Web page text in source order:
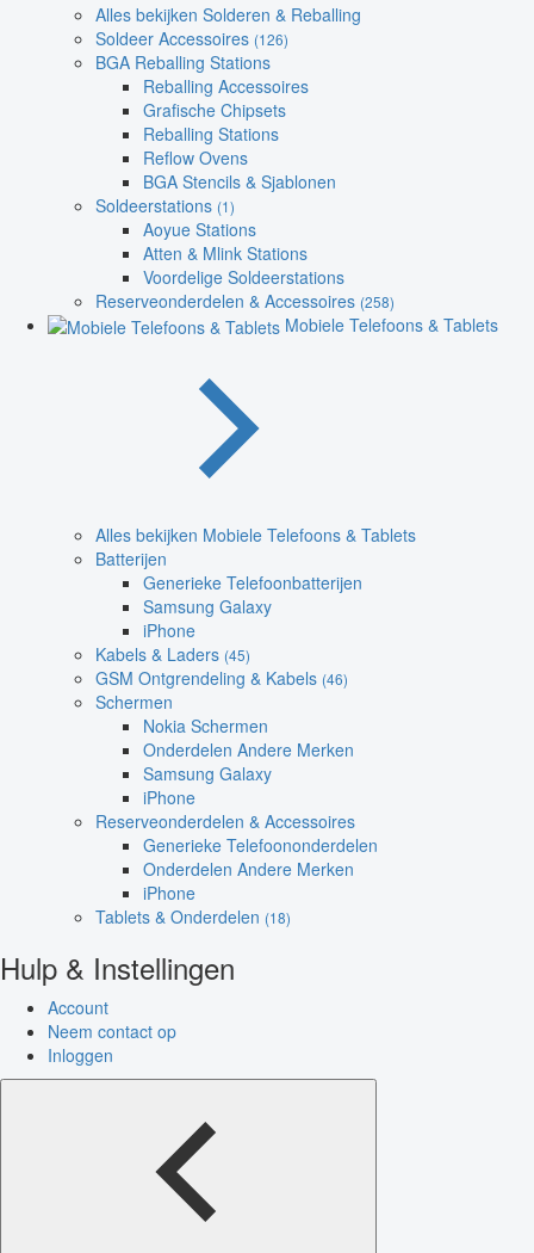
Alles bekijken Solderen & Reballing
Soldeer Accessoires (126)
BGA Reballing Stations
Reballing Accessoires
Grafische Chipsets
Reballing Stations
Reflow Ovens
BGA Stencils & Sjablonen
Soldeerstations (1)
Aoyue Stations
Atten & Mlink Stations
Voordelige Soldeerstations
Reserveonderdelen & Accessoires (258)
Mobiele Telefoons & Tablets
Alles bekijken Mobiele Telefoons & Tablets
Batterijen
Generieke Telefoonbatterijen
Samsung Galaxy
iPhone
Kabels & Laders (45)
GSM Ontgrendeling & Kabels (46)
Schermen
Nokia Schermen
Onderdelen Andere Merken
Samsung Galaxy
iPhone
Reserveonderdelen & Accessoires
Generieke Telefoononderdelen
Onderdelen Andere Merken
iPhone
Tablets & Onderdelen (18)
Hulp & Instellingen
Account
Neem contact op
Inloggen